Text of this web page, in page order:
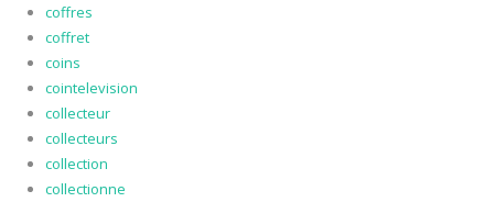
coffres
coffret
coins
cointelevision
collecteur
collecteurs
collection
collectionne